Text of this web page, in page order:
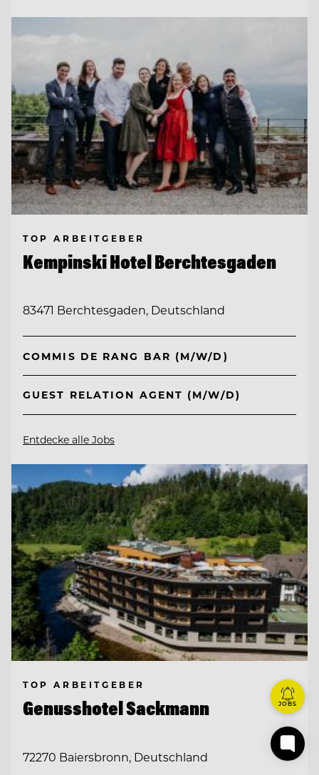
TOP ARBEITGEBER
Kempinski Hotel Berchtesgaden
83471 Berchtesgaden, Deutschland
COMMIS DE RANG BAR (M/W/D)
GUEST RELATION AGENT (M/W/D)
Entdecke alle Jobs
TOP ARBEITGEBER
Genusshotel Sackmann
72270 Baiersbronn, Deutschland
JOBS